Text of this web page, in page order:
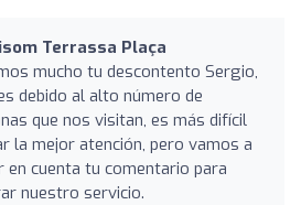
Terrassa Plaça
mucho tu descontento Sergio,
debido al alto número de
que nos visitan, es más difícil
la mejor atención, pero vamos a
en cuenta tu comentario para
nuestro servicio.